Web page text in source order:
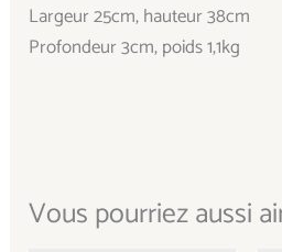
Largeur 25cm, hauteur 38cm
Profondeur 3cm, poids 1,1kg
Vous pourriez aussi